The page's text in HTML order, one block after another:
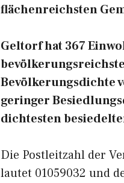
flächenreichsten
Geltorf hat 367
Bevölkerungsdichte
geringer
dichtesten
Die Postleitzahl der
lautet 01059032 und